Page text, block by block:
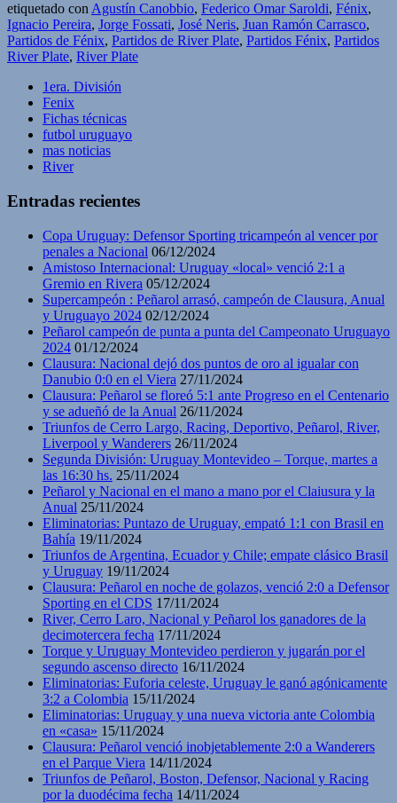
etiquetado conAgustín Canobbio, Federico Omar Saroldi, Fénix,
Ignacio Pereira, Jorge Fossati, José Neris, Juan Ramón Carrasco,
Partidos de Fénix, Partidos de River Plate, Partidos Fénix, Partidos
River Plate, River Plate
1era. División
Fenix
Fichas técnicas
futbol uruguayo
mas noticias
River
Entradas recientes
Copa Uruguay: Defensor Sporting tricampeón al vencer por
penales a Nacional 06/12/2024
Amistoso Internacional: Uruguay «local» venció 2:1 a
Gremio en Rivera 05/12/2024
Supercampeón : Peñarol arrasó, campeón de Clausura, Anual
y Uruguayo 2024 02/12/2024
Peñarol campeón de punta a punta del Campeonato Uruguayo
2024 01/12/2024
Clausura: Nacional dejó dos puntos de oro al igualar con
Danubio 0:0 en el Viera 27/11/2024
Clausura: Peñarol se floreó 5:1 ante Progreso en el Centenario
y se adueñó de la Anual 26/11/2024
Triunfos de Cerro Largo, Racing, Deportivo, Peñarol, River,
Liverpool y Wanderers 26/11/2024
Segunda División: Uruguay Montevideo – Torque, martes a
las 16:30 hs. 25/11/2024
Peñarol y Nacional en el mano a mano por el Claiusura y la
Anual 25/11/2024
Eliminatorias: Puntazo de Uruguay, empató 1:1 con Brasil en
Bahía 19/11/2024
Triunfos de Argentina, Ecuador y Chile; empate clásico Brasil
y Uruguay 19/11/2024
Clausura: Peñarol en noche de golazos, venció 2:0 a Defensor
Sporting en el CDS 17/11/2024
River, Cerro Laro, Nacional y Peñarol los ganadores de la
decimotercera fecha 17/11/2024
Torque y Uruguay Montevideo perdieron y jugarán por el
segundo ascenso directo 16/11/2024
Eliminatorias: Euforia celeste, Uruguay le ganó agónicamente
3:2 a Colombia 15/11/2024
Eliminatorias: Uruguay y una nueva victoria ante Colombia
en «casa» 15/11/2024
Clausura: Peñarol venció inobjetablemente 2:0 a Wanderers
en el Parque Viera 14/11/2024
Triunfos de Peñarol, Boston, Defensor, Nacional y Racing
por la duodécima fecha 14/11/2024